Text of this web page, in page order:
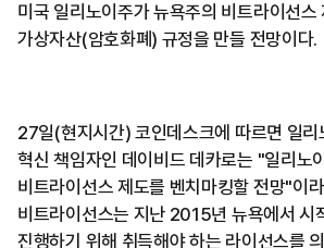
미국 일리노이주가 뉴욕주의 비트라이선스
가상자산(암호화폐) 규정을 만들 전망이다.
27일(현지시간) 코인데스크에 따르면 일리
혁신 책임자인 데이비드 데카로는 "일리노
비트라이선스 제도를 벤치마킹할 전망"이
비트라이선스는 지난 2015년 뉴욕에서 시
진행하기 위해 취득해야 하는 라이선스를